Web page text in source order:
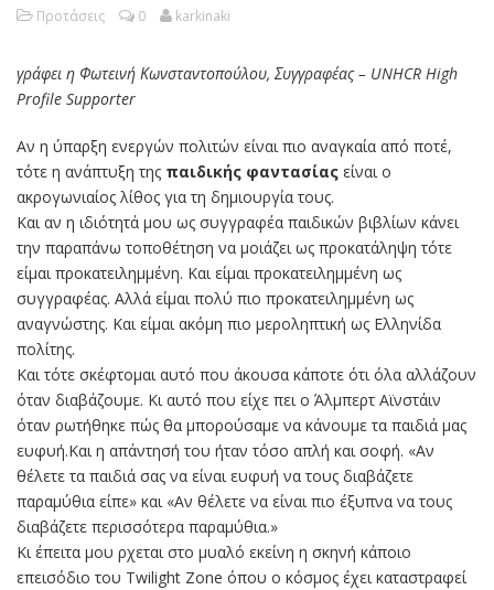
Προτάσεις 0 karkinaki
γράφει η Φωτεινή Κωνσταντοπούλου, Συγγραφέας – UNHCR High
Profile Supporter
Αν η ύπαρξη ενεργών πολιτών είναι πιο αναγκαία από ποτέ,
τότε η ανάπτυξη της παιδικής φαντασίας είναι ο
ακρογωνιαίος λίθος για τη δημιουργία τους.
Και αν η ιδιότητά μου ως συγγραφέα παιδικών βιβλίων κάνει
την παραπάνω τοποθέτηση να μοιάζει ως προκατάληψη τότε
είμαι προκατειλημμένη. Και είμαι προκατειλημμένη ως
συγγραφέας. Αλλά είμαι πολύ πιο προκατειλημμένη ως
αναγνώστης. Και είμαι ακόμη πιο μεροληπτική ως Ελληνίδα
πολίτης.
Και τότε σκέφτομαι αυτό που άκουσα κάποτε ότι όλα αλλάζουν
όταν διαβάζουμε. Κι αυτό που είχε πει ο Άλμπερτ Αϊνστάιν
όταν ρωτήθηκε πώς θα μπορούσαμε να κάνουμε τα παιδιά μας
ευφυή.Και η απάντησή του ήταν τόσο απλή και σοφή. «Αν
θέλετε τα παιδιά σας να είναι ευφυή να τους διαβάζετε
παραμύθια είπε» και «Αν θέλετε να είναι πιο έξυπνα να τους
διαβάζετε περισσότερα παραμύθια.»
Κι έπειτα μου ρχεται στο μυαλό εκείνη η σκηνή κάποιο
επεισόδιο του Twilight Zone όπου ο κόσμος έχει καταστραφεί